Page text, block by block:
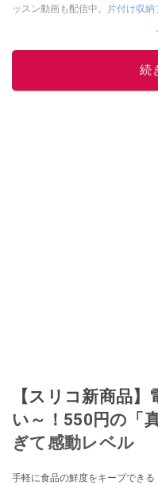
ッスン動画も配信中。
片付け収納
続
【スリコ新商品
い～！550円の「
ぎて感動レベル
手軽に食品の鮮度をキープでき